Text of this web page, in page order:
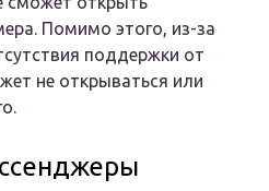
Помимо этого, из-за
поддержки от
не открываться или